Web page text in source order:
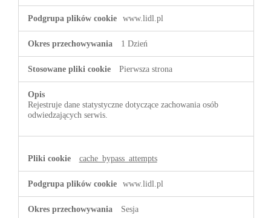
www.lidl.pl
1 Dzień
Pierwsza strona
Rejestruje dane statystyczne dotyczące zachowania osób
odwiedzających serwis.
cache_bypass_attempts
www.lidl.pl
Sesja